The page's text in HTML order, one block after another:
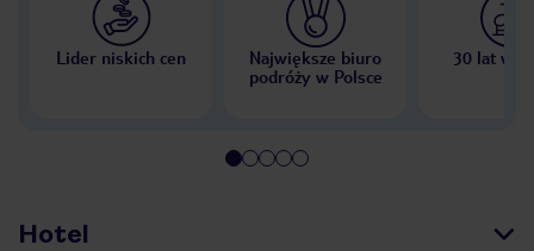
Lider niskich cen
Największe biuro
podróży w Polsce
30 lat w
Hotel